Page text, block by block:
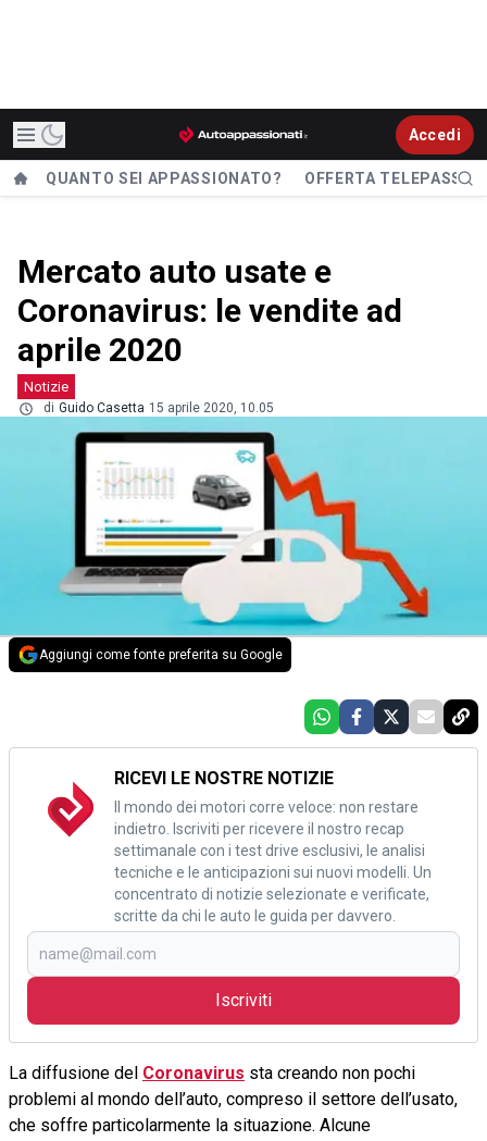
Accedi
QUANTO SEI APPASSIONATO? OFFERTA TELEPASS
Mercato auto usate e
Coronavirus: le vendite ad
aprile 2020
Notizie
di Guido Casetta 15 aprile 2020, 10.05
Aggiungi come fonte preferita su Google
RICEVI LE NOSTRE NOTIZIE
Il mondo dei motori corre veloce: non restare
indietro. Iscriviti per ricevere il nostro recap
settimanale con i test drive esclusivi, le analisi
tecniche e le anticipazioni sui nuovi modelli. Un
concentrato di notizie selezionate e verificate,
scritte da chi le auto le guida per davvero.
Iscriviti
La diffusione del Coronavirus sta creando non pochi
problemi al mondo dell’auto, compreso il settore dell’usato,
che soffre particolarmente la situazione. Alcune